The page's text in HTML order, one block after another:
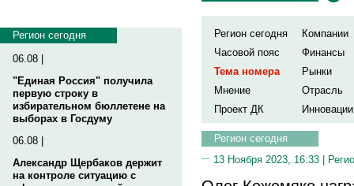
Регион сегодня
06.08 |
"Единая Россия" получила
первую строку в
избирательном бюллетене на
выборах в Госдуму
06.08 |
Александр Щербаков держит
на контроле ситуацию с
Регион сегодня
Компании
Часовой пояс
Финансы
Тема номера
Рынки
Мнение
Отрасль
Проект ДК
Инновации
Регион сегодня
13 Ноября 2023, 16:33 |